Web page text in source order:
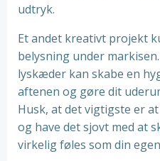
udtryk.
Et andet kreativt projekt
belysning under
lyskæder kan skabe en
aftenen og gøre dit
Husk, at det vigtigste er
og have det sjovt med at
virkelig føles som din